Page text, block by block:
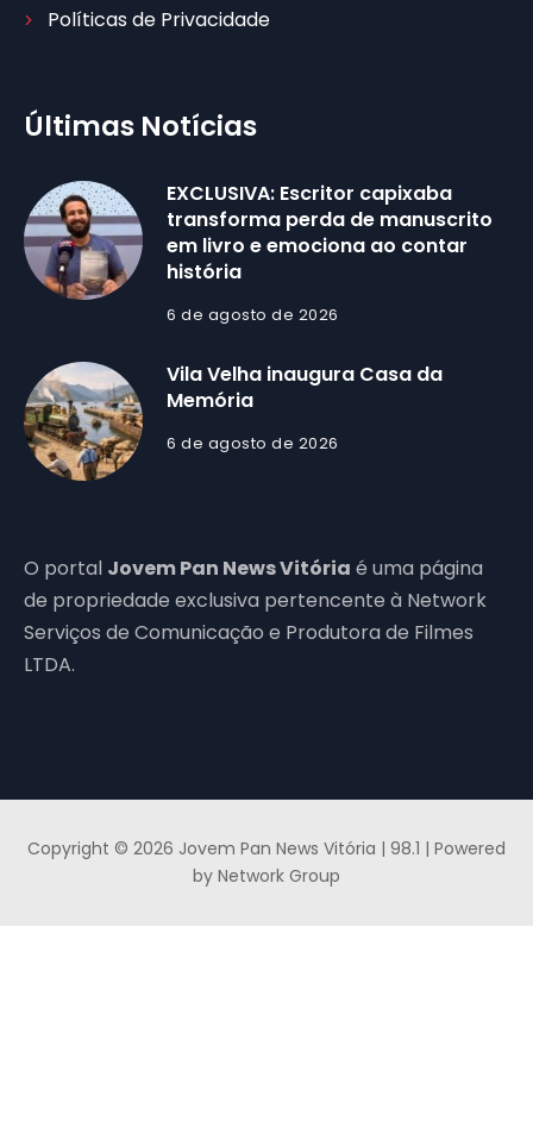
Políticas de Privacidade
Últimas Notícias
EXCLUSIVA: Escritor capixaba
transforma perda de manuscrito
em livro e emociona ao contar
história
6 de agosto de 2026
Vila Velha inaugura Casa da
Memória
6 de agosto de 2026
O portal Jovem Pan News Vitória é uma página
de propriedade exclusiva pertencente à Network
Serviços de Comunicação e Produtora de Filmes
LTDA.
Copyright © 2026 Jovem Pan News Vitória | 98.1 | Powered
by Network Group